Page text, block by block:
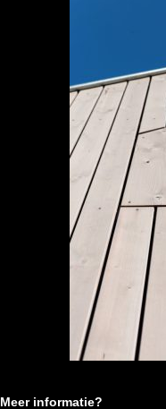
Meer informatie?